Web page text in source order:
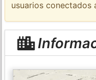
usuarios conectados